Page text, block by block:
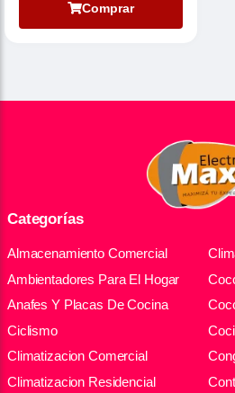
Comprar
Categorías
Almacenamiento Comercial
Ambientadores Para El Hogar
Anafes Y Placas De Cocina
Ciclismo
Climatizacion Comercial
Climatizacion Residencial